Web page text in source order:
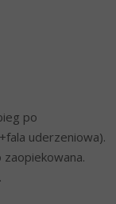
po
uderzeniowa).
zaopiekowana.